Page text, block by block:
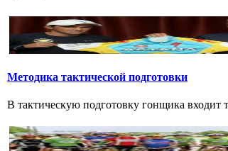
Методика тактической подготовки
В тактическую подготовку гонщика входит